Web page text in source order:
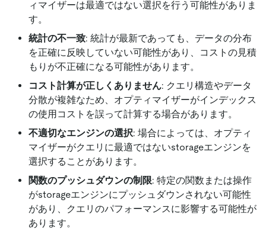
ィマイザーは最適ではない選択を行う可能性がありま
す。
統計の不一致: 統計が最新であっても、データの分布
を正確に反映していない可能性があり、コストの見積
もりが不正確になる可能性があります。
コスト計算が正しくありません: クエリ構造やデータ
分散が複雑なため、オプティマイザーがインデックス
の使用コストを誤って計算する場合があります。
不適切なエンジンの選択: 場合によっては、オプティ
マイザーがクエリに最適ではないstorageエンジンを
選択することがあります。
関数のプッシュダウンの制限: 特定の関数または操作
がstorageエンジンにプッシュダウンされない可能性
があり、クエリのパフォーマンスに影響する可能性が
あります。